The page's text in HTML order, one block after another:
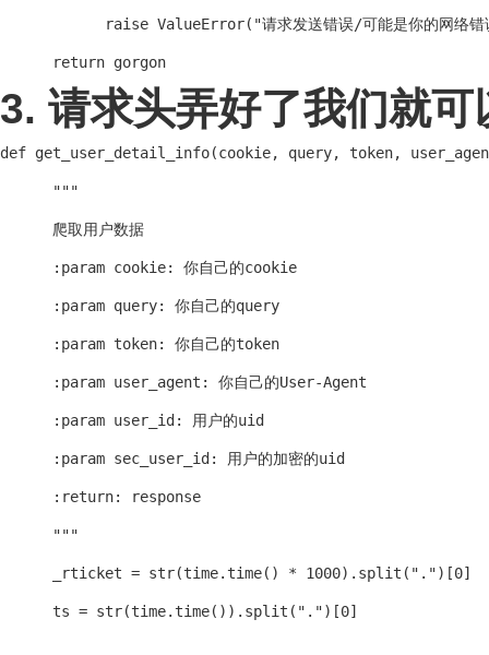
raise ValueError("请求发送错误/可能是你的网络错误，也
return gorgon
3. 请求头弄好了我们就
def get_user_detail_info(cookie, query, token,
"""
爬取用户数据
:param cookie: 你自己的cookie
:param query: 你自己的query
:param token: 你自己的token
:param user_agent: 你自己的User-Agent
:param user_id: 用户的uid
:param sec_user_id: 用户的加密的uid
:return: response
"""
_rticket = str(time.time() * 1000).split(".")[0]
ts = str(time.time()).split(".")[0]